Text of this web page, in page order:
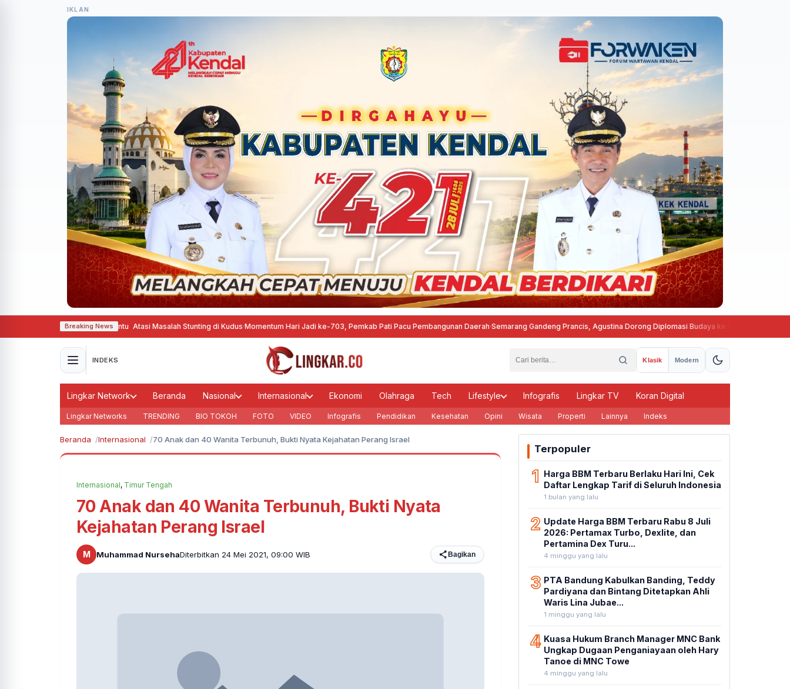
IKLAN
Breaking News
Pinter Gizine Bener Bantu Atasi Masalah Stunting di Kudus·Momentum Hari Jadi ke-703, Pemkab Pati Pacu Pembangunan Daerah·Semarang Gandeng Prancis, Agustina Dorong Diplomasi Budaya ke Kancah Global
INDEKS Klasik Modern
Lingkar Network Beranda Nasional Internasional Ekonomi Olahraga Tech Lifestyle Infografis Lingkar TV Koran Digital
Lingkar Networks TRENDING BIO TOKOH FOTO VIDEO Infografis Pendidikan Kesehatan Opini Wisata Properti Lainnya Indeks
Beranda Internasional 70 Anak dan 40 Wanita Terbunuh, Bukti Nyata Kejahatan Perang Israel
Internasional, Timur Tengah
70 Anak dan 40 Wanita Terbunuh, Bukti Nyata
Kejahatan Perang Israel
M Muhammad NursehaDiterbitkan 24 Mei 2021, 09:00 WIB Bagikan
Terpopuler
1 Harga BBM Terbaru Berlaku Hari Ini, Cek
Daftar Lengkap Tarif di Seluruh Indonesia
1 bulan yang lalu
2 Update Harga BBM Terbaru Rabu 8 Juli
2026: Pertamax Turbo, Dexlite, dan
Pertamina Dex Turu...
4 minggu yang lalu
3 PTA Bandung Kabulkan Banding, Teddy
Pardiyana dan Bintang Ditetapkan Ahli
Waris Lina Jubae...
1 minggu yang lalu
4 Kuasa Hukum Branch Manager MNC Bank
Ungkap Dugaan Penganiayaan oleh Hary
Tanoe di MNC Towe
4 minggu yang lalu